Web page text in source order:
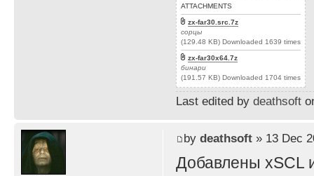
ATTACHMENTS
zx-far30.src.7z
сорцы
(129.48 KB) Downloaded 1639 times
zx-far30x64.7z
бинари
(191.57 KB) Downloaded 1704 times
Last edited by deathsoft
by deathsoft» 13 Dec
Добавлены xSCL